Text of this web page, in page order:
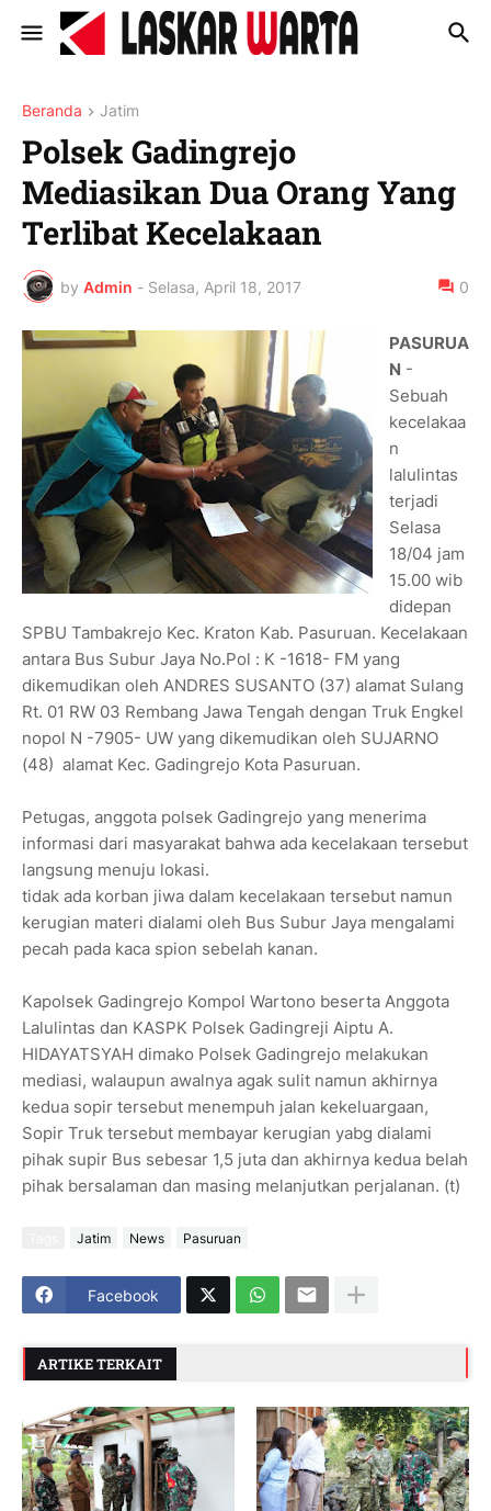
Beranda Jatim
Polsek Gadingrejo
Mediasikan Dua Orang Yang
Terlibat Kecelakaan
by Admin - Selasa, April 18, 2017 0
PASURUA
N -
Sebuah
kecelakaa
n
lalulintas
terjadi
Selasa
18/04 jam
15.00 wib
didepan
SPBU Tambakrejo Kec. Kraton Kab. Pasuruan. Kecelakaan
antara Bus Subur Jaya No.Pol : K -1618- FM yang
dikemudikan oleh ANDRES SUSANTO (37) alamat Sulang
Rt. 01 RW 03 Rembang Jawa Tengah dengan Truk Engkel
nopol N -7905- UW yang dikemudikan oleh SUJARNO
(48) alamat Kec. Gadingrejo Kota Pasuruan.
Petugas, anggota polsek Gadingrejo yang menerima
informasi dari masyarakat bahwa ada kecelakaan tersebut
langsung menuju lokasi.
tidak ada korban jiwa dalam kecelakaan tersebut namun
kerugian materi dialami oleh Bus Subur Jaya mengalami
pecah pada kaca spion sebelah kanan.
Kapolsek Gadingrejo Kompol Wartono beserta Anggota
Lalulintas dan KASPK Polsek Gadingreji Aiptu A.
HIDAYATSYAH dimako Polsek Gadingrejo melakukan
mediasi, walaupun awalnya agak sulit namun akhirnya
kedua sopir tersebut menempuh jalan kekeluargaan,
Sopir Truk tersebut membayar kerugian yabg dialami
pihak supir Bus sebesar 1,5 juta dan akhirnya kedua belah
pihak bersalaman dan masing melanjutkan perjalanan. (t)
Jatim News Pasuruan
Facebook
ARTIKE TERKAIT